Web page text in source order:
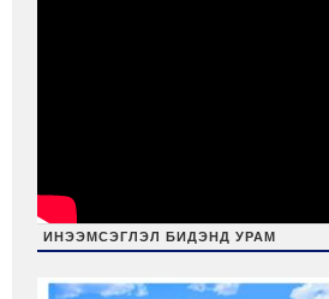
ИНЭЭМСЭГЛЭЛ БИДЭНД УРАМ